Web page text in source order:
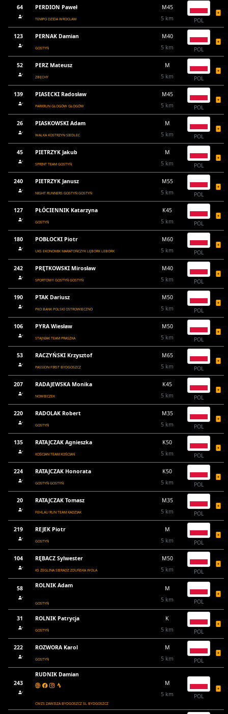
64 PERDION Paweł
TEMPO DZIDA WROCŁAW
M45
5 km
POL
123 PERNAK Damian
GOSTYŃ
M40
5 km
POL
52 PERZ Mateusz
ZBĘCHY
M
5 km
POL
139 PIASECKI Radosław
PARKRUN GŁOGÓW GŁOGÓW
M45
5 km
POL
26 PIASKOWSKI Adam
WALKA KOSTRZYN SIEDLEC
M
5 km
POL
45 PIETRZYK Jakub
SPRINT TEAM GOSTYŃ
M
5 km
POL
240 PIETRZYK Janusz
NIGHT RUNNERS GOSTYŃ GOSTYŃ
M55
5 km
POL
127 PŁÓCIENNIK Katarzyna
GOSTYŃ
K45
5 km
POL
180 POBŁOCKI Piotr
UKS EKONOMIK MARATOŃCZYK LĘBORK LEBORK
M60
5 km
POL
242 PRĘTKOWSKI Mirosław
SPORTOWY GOSTYŃ GOSTYŃ
M40
5 km
POL
190 PTAK Dariusz
PKO BANK POLSKI OSTROWIECZNO
M50
5 km
POL
106 PYRA Wiesław
STAJNIAK TEAM PRASZKA
M50
5 km
POL
53 RACZYŃSKI Krzysztof
PASSION FIRST BYDGOSZCZ
M65
5 km
POL
207 RADAJEWSKA Monika
NOWIECZEK
K45
5 km
POL
220 RADOLAK Robert
GOSTYŃ
M35
5 km
POL
135 RATAJCZAK Agnieszka
KOŚCIAN TEAM KOŚCIAN
K50
5 km
POL
224 RATAJCZAK Honorata
GOSTYŃ GOSTYŃ
K50
5 km
POL
20 RATAJCZAK Tomasz
FEHLAU RUN TEAM KADZIAK
M35
5 km
POL
219 REJEK Piotr
GOSTYŃ
M
5 km
POL
104 RĘBACZ Sylwester
KS ŻEGLINA SIERADZ ZDUŃSKA WOLA
M50
5 km
POL
58 ROLNIK Adam
GOSTYŃ
M
5 km
POL
31 ROLNIK Patrycja
GOSTYŃ
K
5 km
POL
222 ROZWORA Karol
GOSTYŃ
M
5 km
POL
243
RUDNIK Damian
CWZS ZAWISZA BYDGOSZCZ SL BYDGOSZCZ
M
5 km
POL